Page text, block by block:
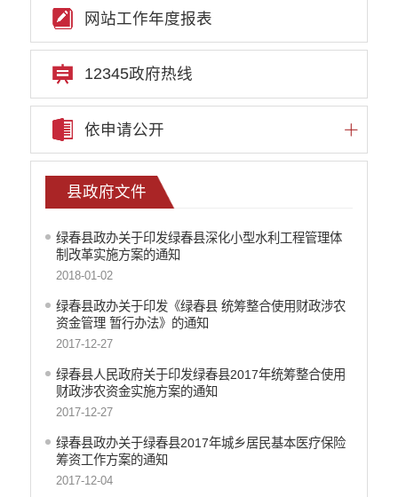
人大建议和政协提案
机构职能
权责清单
行政许可
行政处罚和行政强制
行政事业性收费
重大决策听证事项
重大决策预公开
减税降费
财政资金直达基层
涉农补贴
稳岗就业
乡村振兴
网站工作年度报表
12345政府热线
依申请公开
县政府文件
绿春县政办关于印发绿春县深化小型水利工程管理体
制改革实施方案的通知
2018-01-02
绿春县政办关于印发《绿春县 统筹整合使用财政涉农
资金管理 暂行办法》的通知
2017-12-27
绿春县人民政府关于印发绿春县2017年统筹整合使用
财政涉农资金实施方案的通知
2017-12-27
绿春县政办关于绿春县2017年城乡居民基本医疗保险
筹资工作方案的通知
2017-12-04